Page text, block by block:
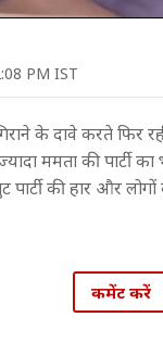
PM IST
के दावे करते
ममता की पार्टी
की हार और
कमेंट करें